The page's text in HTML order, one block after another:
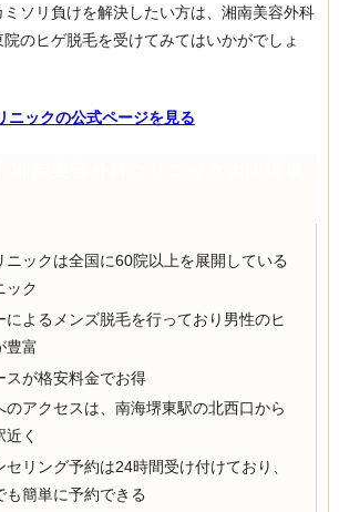
ソリ負けを解決したい方は、湘南美容外科
のヒゲ脱毛を受けてみてはいかがでしょ
ニックの公式ページを見る
ニックは全国に60院以上を展開している
ック
によるメンズ脱毛を行っており男性のヒ
豊富
スが格安料金でお得
のアクセスは、南海堺東駅の北西口から
く
セリング予約は24時間受け付けており、
も簡単に予約できる